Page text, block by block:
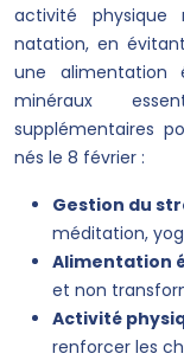
activité
natation, en
une alimentation
minéraux
supplémentaires
nés le 8 février :
Gestion du
méditation,
Alimentation
et non
Activité
renforcer les